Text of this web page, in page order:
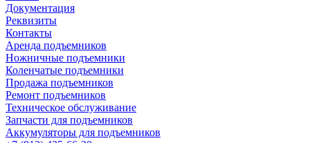
Документация
Реквизиты
Контакты
Аренда подъемников
Ножничные подъемники
Коленчатые подъемники
Продажа подъемников
Ремонт подъемников
Техническое обслуживание
Запчасти для подъемников
Аккумуляторы для подъемников